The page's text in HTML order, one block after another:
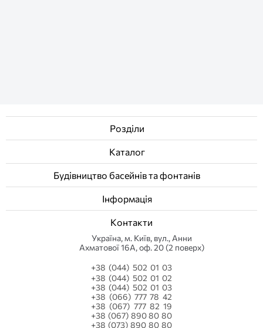
Розділи
Каталог
Будівництво басейнів та фонтанів
Інформація
Контакти
Українa, м. Київ, вул., Анни
Ахматової 16А, оф. 20 (2 поверх)
+38 (044) 502 01 03
+38 (044) 502 01 02
+38 (044) 502 01 03
+38 (066) 777 78 42
+38 (067) 777 82 19
+38 (067) 890 80 80
+38 (073) 890 80 80